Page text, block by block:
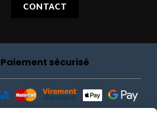
CONTACT
Paiement sécurisé